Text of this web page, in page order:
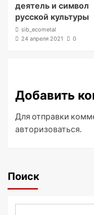
деятель и символ
русской культуры
sib_ecometal
24 апреля 2021
0
Добавить
Для отправки
авторизоваться.
Поиск